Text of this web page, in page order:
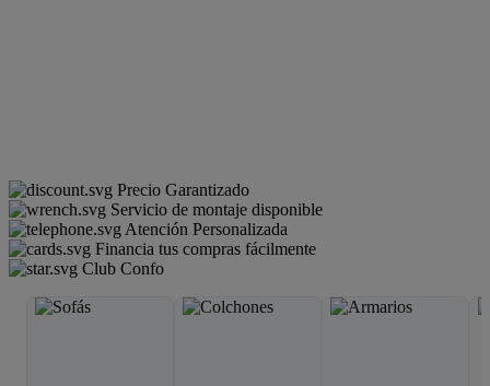
Precio Garantizado
Servicio de montaje disponible
Atención Personalizada
Financia tus compras fácilmente
Club Confo